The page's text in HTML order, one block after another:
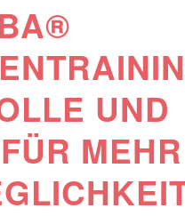
UND
MEHR